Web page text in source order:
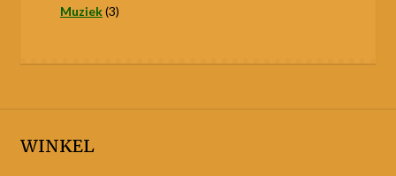
product
Muziek 33
WINKEL